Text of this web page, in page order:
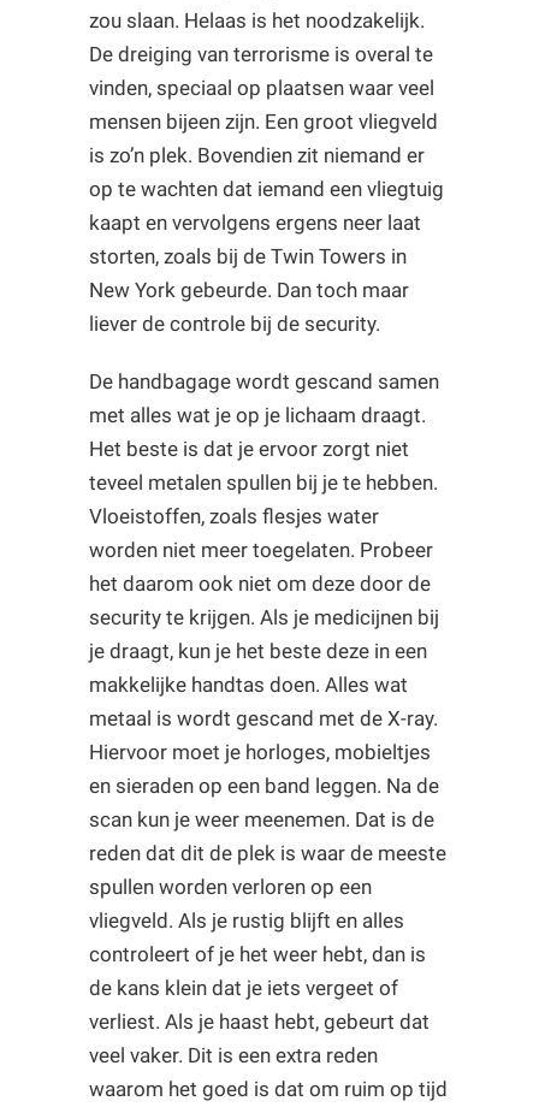
zou slaan. Helaas is het noodzakelijk.
De dreiging van terrorisme is overal te
vinden, speciaal op plaatsen waar veel
mensen bijeen zijn. Een groot vliegveld
is zo’n plek. Bovendien zit niemand er
op te wachten dat iemand een vliegtuig
kaapt en vervolgens ergens neer laat
storten, zoals bij de Twin Towers in
New York gebeurde. Dan toch maar
liever de controle bij de security.
De handbagage wordt gescand samen
met alles wat je op je lichaam draagt.
Het beste is dat je ervoor zorgt niet
teveel metalen spullen bij je te hebben.
Vloeistoffen, zoals flesjes water
worden niet meer toegelaten. Probeer
het daarom ook niet om deze door de
security te krijgen. Als je medicijnen bij
je draagt, kun je het beste deze in een
makkelijke handtas doen. Alles wat
metaal is wordt gescand met de X-ray.
Hiervoor moet je horloges, mobieltjes
en sieraden op een band leggen. Na de
scan kun je weer meenemen. Dat is de
reden dat dit de plek is waar de meeste
spullen worden verloren op een
vliegveld. Als je rustig blijft en alles
controleert of je het weer hebt, dan is
de kans klein dat je iets vergeet of
verliest. Als je haast hebt, gebeurt dat
veel vaker. Dit is een extra reden
waarom het goed is dat om ruim op tijd